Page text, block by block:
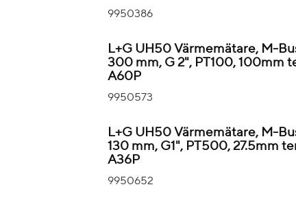
9950386
L+G UH50 Värmemätare, M-
300 mm, G 2", PT100, 100mm
A60P
9950573
L+G UH50 Värmemätare, M-
130 mm, G1", PT500, 27.5mm
A36P
9950652